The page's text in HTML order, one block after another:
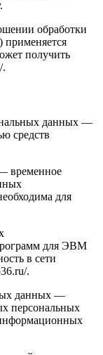
обработки
получить
.
данных —
средств
временное
для
для ЭВМ
в сети
.
данных —
персональных